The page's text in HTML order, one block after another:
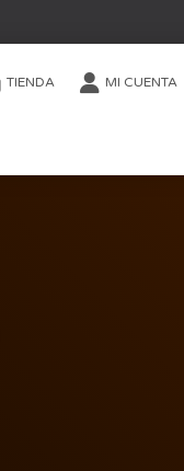
TIENDA MI CUENTA